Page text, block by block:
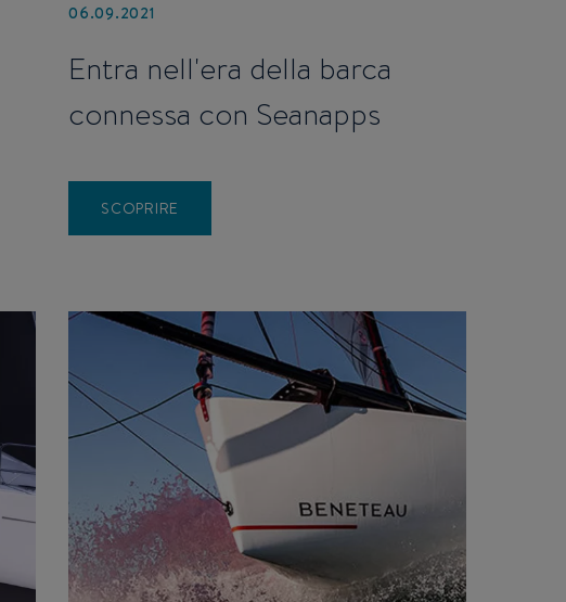
06.09.2021
Entra nell'era della barca
connessa con Seanapps
SCOPRIRE